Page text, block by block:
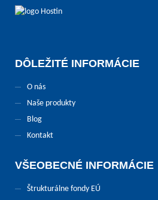
DÔLEŽITÉ INFORMÁCIE
O nás
Naše produkty
Blog
Kontakt
VŠEOBECNÉ INFORMÁCIE
Štrukturálne fondy EÚ